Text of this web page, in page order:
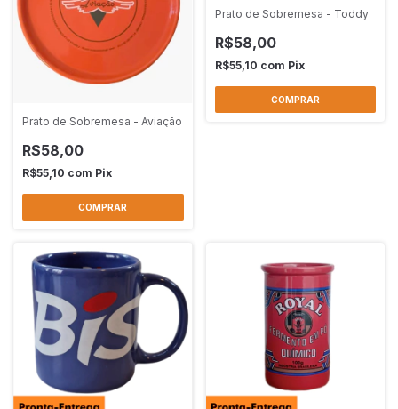
Prato de Sobremesa - Aviação
R$58,00
R$55,10 com Pix
Prato de Sobremesa - Toddy
R$58,00
R$55,10 com Pix